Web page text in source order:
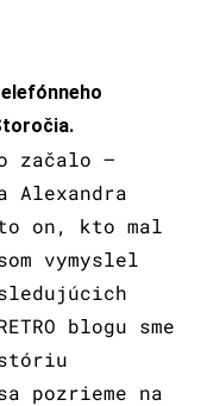
začalo –
Alexandra
on, kto mal
vymyslel
blogu sme
pozrieme na